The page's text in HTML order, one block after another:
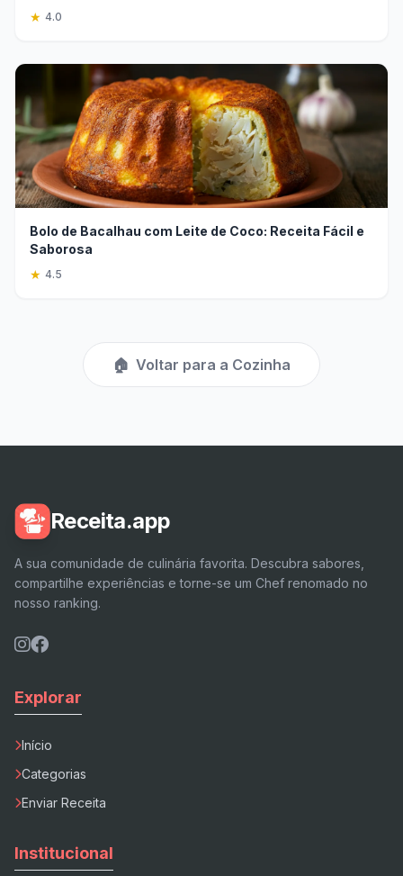
★ 4.0
Bolo de Bacalhau com Leite de Coco: Receita Fácil e
Saborosa
★ 4.5
🏠 Voltar para a Cozinha
Receita.app
A sua comunidade de culinária favorita. Descubra sabores,
compartilhe experiências e torne-se um Chef renomado no
nosso ranking.
Explorar
Início
Categorias
Enviar Receita
Institucional